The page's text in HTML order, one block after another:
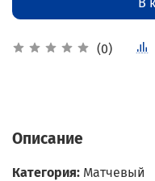
(0)
Описание
Категория: Матчевый